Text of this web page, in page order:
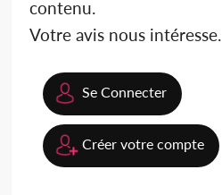
contenu.
Votre avis nous intéresse.
Se Connecter
Créer votre compte